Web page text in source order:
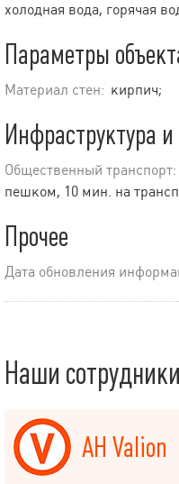
холодная вода, горячая
Параметры
Материал стен: кирпич;
Инфраструктура и
Общественный транспорт:
пешком, 10 мин. на
Прочее
Дата обновления
Наши
АН Valion